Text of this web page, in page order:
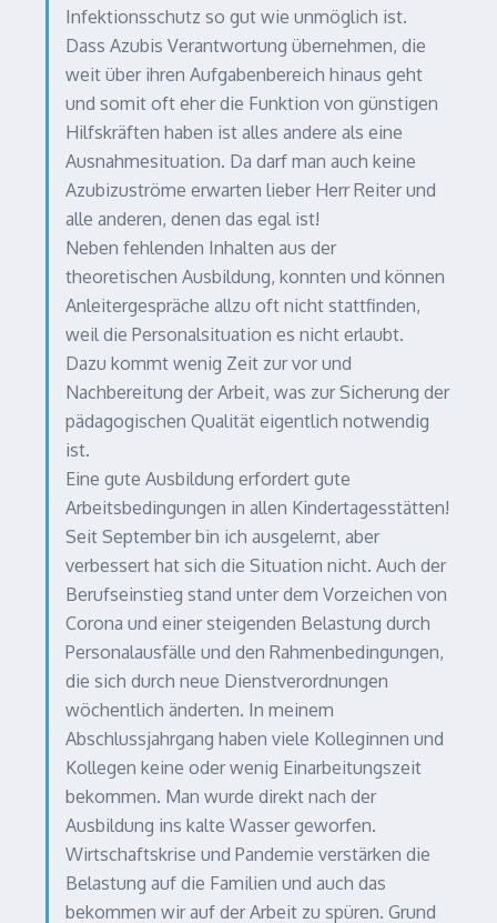
Infektionsschutz so gut wie unmöglich ist.
Dass Azubis Verantwortung übernehmen, die
weit über ihren Aufgabenbereich hinaus geht
und somit oft eher die Funktion von günstigen
Hilfskräften haben ist alles andere als eine
Ausnahmesituation. Da darf man auch keine
Azubizuströme erwarten lieber Herr Reiter und
alle anderen, denen das egal ist!
Neben fehlenden Inhalten aus der
theoretischen Ausbildung, konnten und können
Anleitergespräche allzu oft nicht stattfinden,
weil die Personalsituation es nicht erlaubt.
Dazu kommt wenig Zeit zur vor und
Nachbereitung der Arbeit, was zur Sicherung der
pädagogischen Qualität eigentlich notwendig
ist.
Eine gute Ausbildung erfordert gute
Arbeitsbedingungen in allen Kindertagesstätten!
Seit September bin ich ausgelernt, aber
verbessert hat sich die Situation nicht. Auch der
Berufseinstieg stand unter dem Vorzeichen von
Corona und einer steigenden Belastung durch
Personalausfälle und den Rahmenbedingungen,
die sich durch neue Dienstverordnungen
wöchentlich änderten. In meinem
Abschlussjahrgang haben viele Kolleginnen und
Kollegen keine oder wenig Einarbeitungszeit
bekommen. Man wurde direkt nach der
Ausbildung ins kalte Wasser geworfen.
Wirtschaftskrise und Pandemie verstärken die
Belastung auf die Familien und auch das
bekommen wir auf der Arbeit zu spüren. Grund